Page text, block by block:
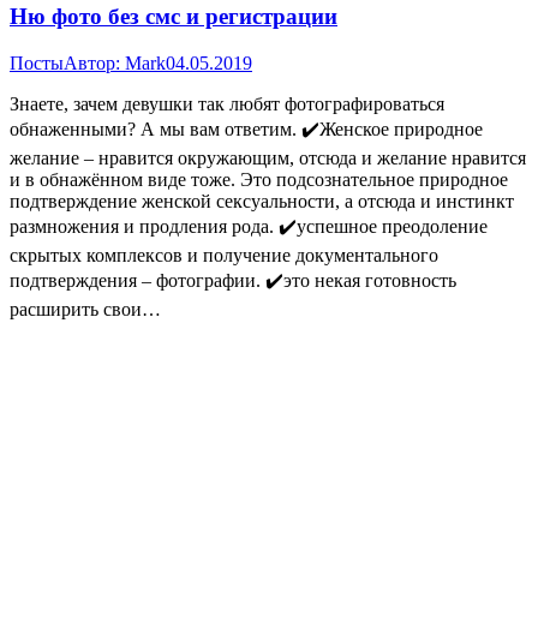
Ню фото без смс и регистрации
ПостыАвтор: Mark04.05.2019
Знаете, зачем девушки так любят фотографироваться
обнаженными? А мы вам ответим. ✔️Женское природное
желание – нравится окружающим, отсюда и желание нравится
и в обнажённом виде тоже. Это подсознательное природное
подтверждение женской сексуальности, а отсюда и инстинкт
размножения и продления рода. ✔️успешное преодоление
скрытых комплексов и получение документального
подтверждения – фотографии. ✔️это некая готовность
расширить свои…